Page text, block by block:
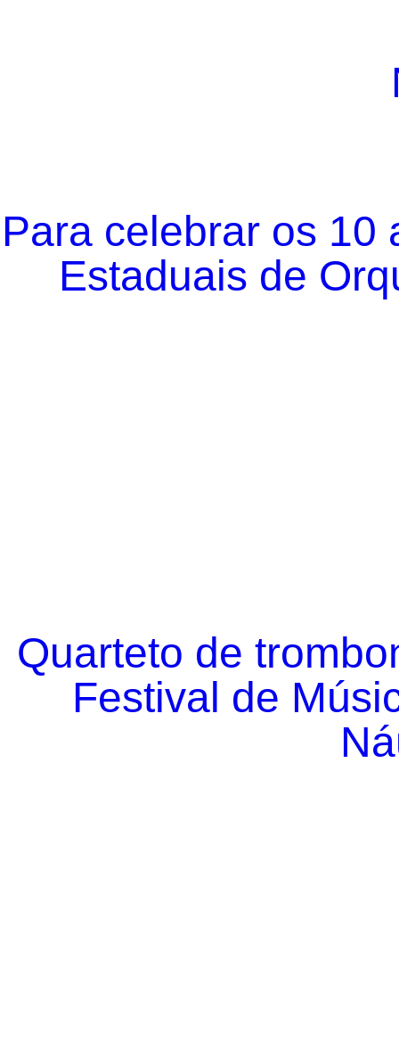
Para celebrar os 10
Estaduais de
Quarteto de
Festival de